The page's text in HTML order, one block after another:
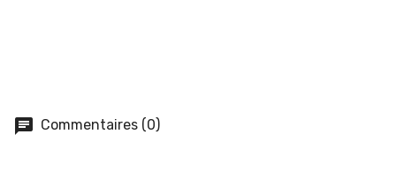
chat Commentaires (0)